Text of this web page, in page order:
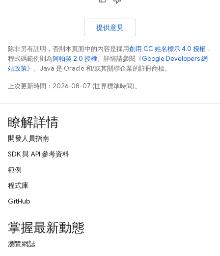
提供意見
除非另有註明，否則本頁面中的內容是採用創用 CC 姓名標示 4.0 授權 ，
程式碼範例則為阿帕契 2.0 授權。詳情請參閱《Google Developers 網
站政策》。Java 是 Oracle 和/或其關聯企業的註冊商標。
上次更新時間：2026-08-07 (世界標準時間)。
瞭解詳情
開發人員指南
SDK 與 API 參考資料
範例
程式庫
GitHub
掌握最新動態
瀏覽網誌